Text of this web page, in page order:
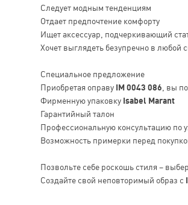
Следует модным тенденциям
Отдает предпочтение комфорту
Ищет аксессуар, подчеркивающий
Хочет выглядеть безупречно в любой
Специальное предложение
Приобретая оправу IM 0043 086 , вы
Фирменную упаковку Isabel Marant
Гарантийный талон
Профессиональную консультацию по
Возможность примерки перед
Позвольте себе роскошь стиля –
Создайте свой неповторимый образ с